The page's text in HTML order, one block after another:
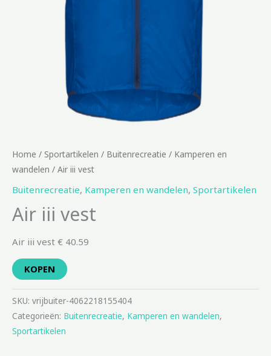
Home / Sportartikelen / Buitenrecreatie / Kamperen en
wandelen / Air iii vest
Buitenrecreatie, Kamperen en wandelen, Sportartikelen
Air iii vest
Air iii vest € 40.59
KOPEN
SKU: vrijbuiter-4062218155404
Categorieën: Buitenrecreatie, Kamperen en wandelen,
Sportartikelen